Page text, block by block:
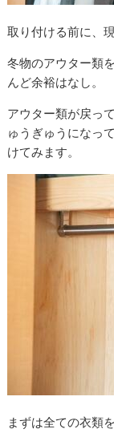
取り付ける前に、
冬物のアウター類
んど余裕はなし。
アウター類が戻っ
ゅうぎゅうになっ
けてみます。
まずは全ての衣類